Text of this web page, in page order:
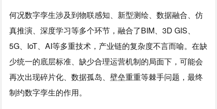
何况数字孪生涉及到物联感知、新型测绘、数据融合、仿
真推演、深度学习等多个环节，融合了BIM、3D GIS、
5G、IoT、AI等多重技术，产业链的复杂度不言而喻。在缺
少统一的底层标准、缺少合理运营机制的局面下，可能会
再次出现碎片化、数据孤岛、壁垒重重等棘手问题，最终
制约数字孪生的作用。